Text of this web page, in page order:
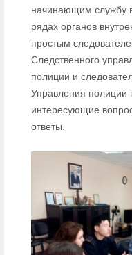
начинающим службу
рядах органов
простым
Следственного
полиции и
Управления полиции
интересующие
ответы.